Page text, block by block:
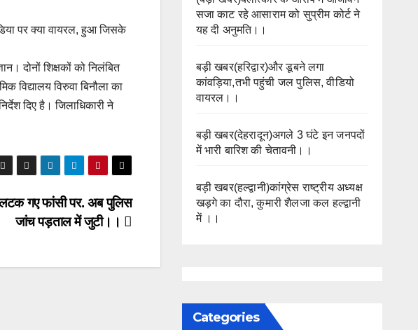
पर क्या वायरल, हुआ जिसके
दोनों शिक्षकों को निलंबित
विद्यालय विरुवा बिनौला का
दिए है। जिलाधिकारी ने
गए फांसी पर. अब पुलिस
जांच पड़ताल में जुटी।।
सजा काट रहे आसाराम को सुप्रीम कोर्ट ने
यह दी अनुमति।।
बड़ी खबर(हरिद्वार)और डूबने लगा
कांवड़िया,तभी पहुंची जल पुलिस, वीडियो
वायरल।।
बड़ी खबर(देहरादून)अगले 3 घंटे इन जनपदों
में भारी बारिश की चेतावनी।।
बड़ी खबर(हल्द्वानी)कांग्रेस राष्ट्रीय अध्यक्ष
खड़गे का दौरा, कुमारी शैलजा कल हल्द्वानी
में ।।
Categories